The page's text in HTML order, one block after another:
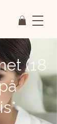
(18